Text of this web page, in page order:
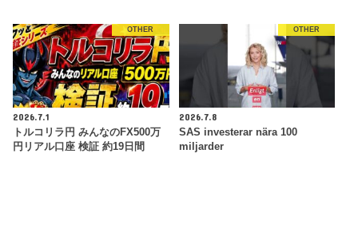
OTHER
2026.7.1
トルコリラ円 みんなのFX500万
円リアル口座 検証 約19日間
OTHER
2026.7.8
SAS investerar nära 100
miljarder